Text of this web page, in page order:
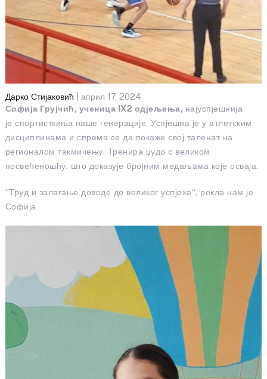
Дарко Стијаковић | април 17, 2024
Софија Грујчић, ученица IX2 одјељења, најуспјешнија
је спортисткиња наше генерације. Успјешна је у атлетским
дисциплинама и спрема се да покаже свој таленат на
регионалом такмичењу. Тренира џудо с великом
посвећеношћу, што доказује бројним медаљама које осваја.
“Труд и залагање доводе до великог успјеха“, рекла нам је
Софија